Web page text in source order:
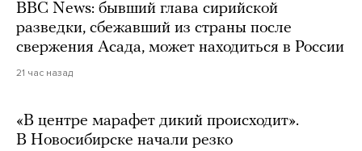
BBC News: бывший глава сирийской
разведки, сбежавший из страны после
свержения Асада, может находиться в России
21 час назад
«В центре марафет дикий происходит».
В Новосибирске начали резко